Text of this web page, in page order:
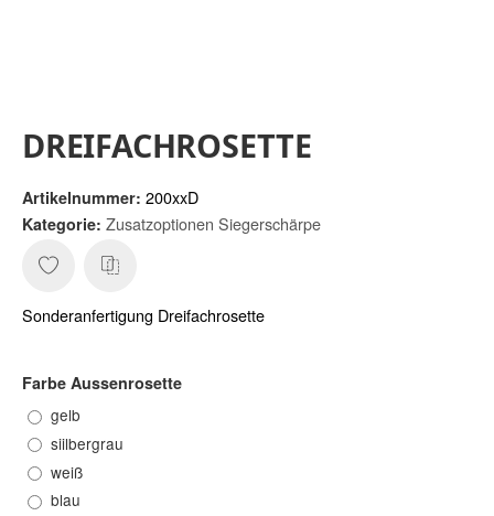
DREIFACHROSETTE
Artikelnummer: 200xxD
Kategorie: Zusatzoptionen Siegerschärpe
Sonderanfertigung Dreifachrosette
Farbe Aussenrosette
gelb
siilbergrau
weiß
blau